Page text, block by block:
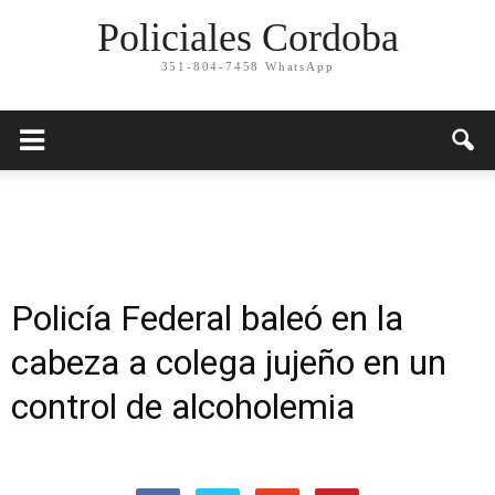
Policiales Cordoba
351-804-7458 WhatsApp
Policía Federal baleó en la
cabeza a colega jujeño en un
control de alcoholemia